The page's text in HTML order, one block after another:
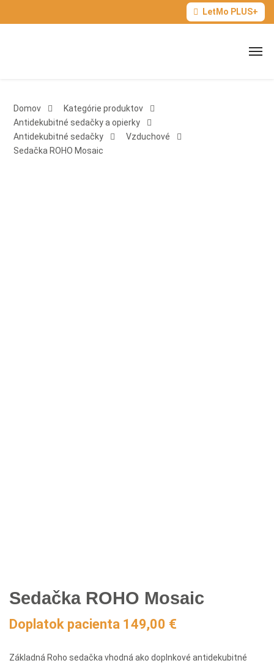
LetMo PLUS+
Domov
Kategórie produktov
Antidekubitné sedačky a opierky
Antidekubitné sedačky
Vzduchové
Sedačka ROHO Mosaic
Sedačka ROHO Mosaic
Doplatok pacienta 149,00 €
Základná Roho sedačka vhodná ako doplnkové antidekubitné